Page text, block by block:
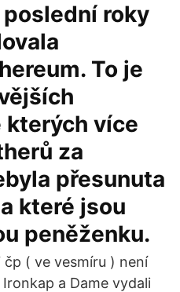
roky
To je
více
za
přesunuta
které jsou
peněženku.
čp ( ve vesmíru ) není
a Dame vydali